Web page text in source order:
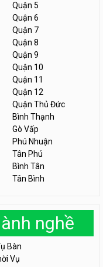
Quận 5
Quận 6
Quận 7
Quận 8
Quận 9
Quận 10
Quận 11
Quận 12
Quận Thủ Đức
Bình Thạnh
Gò Vấp
Phú Nhuận
Tân Phú
Bình Tân
Tân Bình
nghề
Bàn
Vụ